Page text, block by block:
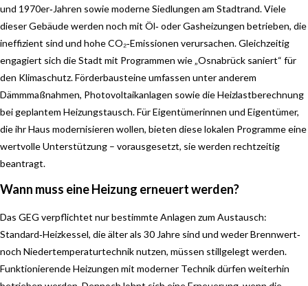
und 1970er‑Jahren sowie moderne Siedlungen am Stadtrand. Viele
dieser Gebäude werden noch mit Öl‑ oder Gasheizungen betrieben, die
ineffizient sind und hohe CO₂‑Emissionen verursachen. Gleichzeitig
engagiert sich die Stadt mit Programmen wie „Osnabrück saniert“ für
den Klimaschutz. Förderbausteine umfassen unter anderem
Dämmmaßnahmen, Photovoltaikanlagen sowie die Heizlastberechnung
bei geplantem Heizungstausch. Für Eigentümerinnen und Eigentümer,
die ihr Haus modernisieren wollen, bieten diese lokalen Programme eine
wertvolle Unterstützung – vorausgesetzt, sie werden rechtzeitig
beantragt.
Wann muss eine Heizung erneuert werden?
Das GEG verpflichtet nur bestimmte Anlagen zum Austausch:
Standard‑Heizkessel, die älter als 30 Jahre sind und weder Brennwert‑
noch Niedertemperaturtechnik nutzen, müssen stillgelegt werden.
Funktionierende Heizungen mit moderner Technik dürfen weiterhin